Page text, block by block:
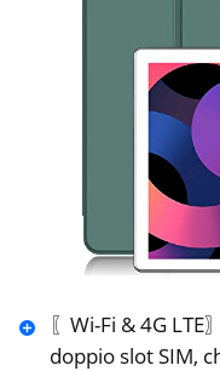
〖Wi-Fi & 4G
doppio slot SIM,